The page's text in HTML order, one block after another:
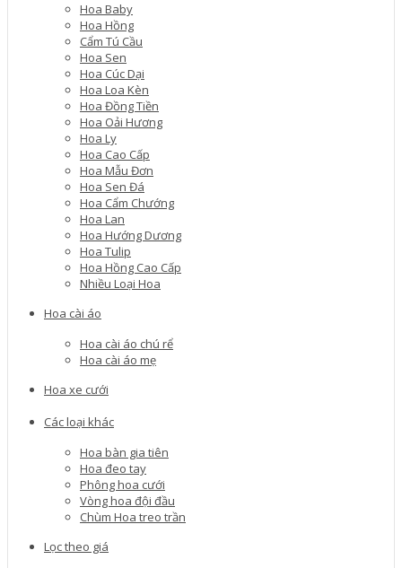
Hoa Baby
Hoa Hồng
Cẩm Tú Cầu
Hoa Sen
Hoa Cúc Dại
Hoa Loa Kèn
Hoa Đồng Tiền
Hoa Oải Hương
Hoa Ly
Hoa Cao Cấp
Hoa Mẫu Đơn
Hoa Sen Đá
Hoa Cẩm Chướng
Hoa Lan
Hoa Hướng Dương
Hoa Tulip
Hoa Hồng Cao Cấp
Nhiều Loại Hoa
Hoa cài áo
Hoa cài áo chú rể
Hoa cài áo mẹ
Hoa xe cưới
Các loại khác
Hoa bàn gia tiên
Hoa đeo tay
Phông hoa cưới
Vòng hoa đội đầu
Chùm Hoa treo trần
Lọc theo giá